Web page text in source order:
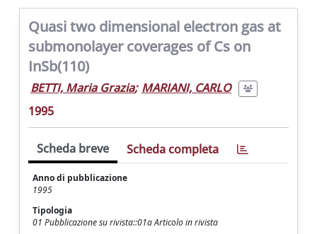
Quasi two dimensional electron gas at
submonolayer coverages of Cs on
InSb(110)
BETTI, Maria Grazia; MARIANI, CARLO
1995
Scheda breve Scheda completa
Anno di pubblicazione
1995
Tipologia
01 Pubblicazione su rivista::01a Articolo in rivista